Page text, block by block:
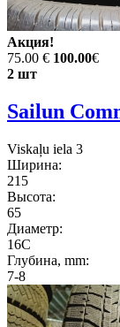
Акция!
75.00 € 100.00€
2 шт
Sailun
Viskaļu iela 3
Ширина:
215
Высота:
65
Диаметр:
16C
Глубина, mm:
7-8